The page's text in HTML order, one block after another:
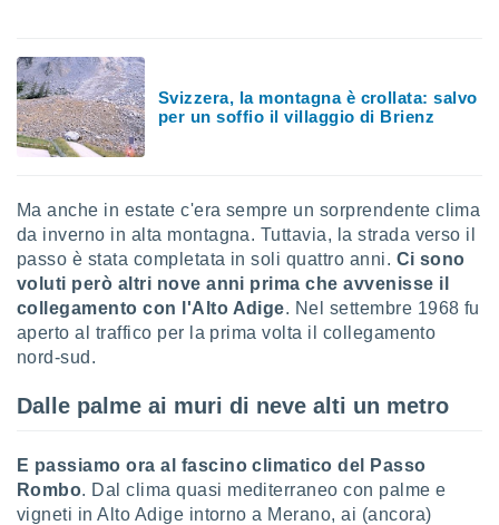
su
web,
e
di
dati
sulla
al quale
tuo
facendo
" o
Svizzera, la montagna è crollata: salvo
per un soffio il villaggio di Brienz
Ma anche in estate c'era sempre un sorprendente clima
da inverno in alta montagna. Tuttavia, la strada verso il
passo è stata completata in soli quattro anni. Ci sono
voluti però altri nove anni prima che avvenisse il
collegamento con l'Alto Adige. Nel settembre 1968 fu
aperto al traffico per la prima volta il collegamento
nord-sud.
Dalle palme ai muri di neve alti un metro
E passiamo ora al fascino climatico del Passo
Rombo. Dal clima quasi mediterraneo con palme e
vigneti in Alto Adige intorno a Merano, ai (ancora)